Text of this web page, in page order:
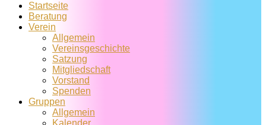
Startseite
Beratung
Verein
Allgemein
Vereins­geschichte
Satzung
Mitglied­schaft
Vorstand
Spenden
Gruppen
Allgemein
Kalender